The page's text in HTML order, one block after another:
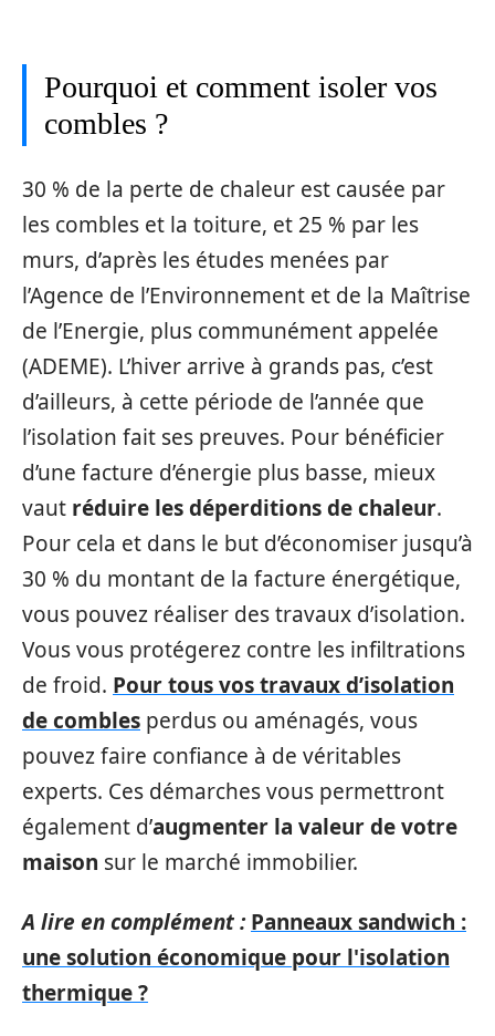
Pourquoi et comment isoler vos
combles ?
30 % de la perte de chaleur est causée par
les combles et la toiture, et 25 % par les
murs, d’après les études menées par
l’Agence de l’Environnement et de la Maîtrise
de l’Energie, plus communément appelée
(ADEME). L’hiver arrive à grands pas, c’est
d’ailleurs, à cette période de l’année que
l’isolation fait ses preuves. Pour bénéficier
d’une facture d’énergie plus basse, mieux
vaut réduire les déperditions de chaleur.
Pour cela et dans le but d’économiser jusqu’à
30 % du montant de la facture énergétique,
vous pouvez réaliser des travaux d’isolation.
Vous vous protégerez contre les infiltrations
de froid. Pour tous vos travaux d’isolation
de combles perdus ou aménagés, vous
pouvez faire confiance à de véritables
experts. Ces démarches vous permettront
également d’augmenter la valeur de votre
maison sur le marché immobilier.
A lire en complément : Panneaux sandwich :
une solution économique pour l'isolation
thermique ?